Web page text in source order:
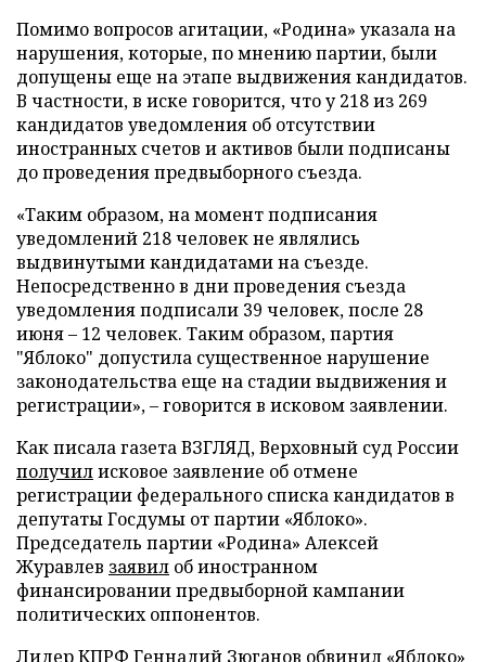
Помимо вопросов агитации, «Родина» указала на
нарушения, которые, по мнению партии, были
допущены еще на этапе выдвижения кандидатов.
В частности, в иске говорится, что у 218 из 269
кандидатов уведомления об отсутствии
иностранных счетов и активов были подписаны
до проведения предвыборного съезда.
«Таким образом, на момент подписания
уведомлений 218 человек не являлись
выдвинутыми кандидатами на съезде.
Непосредственно в дни проведения съезда
уведомления подписали 39 человек, после 28
июня – 12 человек. Таким образом, партия
"Яблоко" допустила существенное нарушение
законодательства еще на стадии выдвижения и
регистрации», – говорится в исковом заявлении.
Как писала газета ВЗГЛЯД, Верховный суд России
получилисковое заявление об отмене
регистрации федерального списка кандидатов в
депутаты Госдумы от партии «Яблоко».
Председатель партии «Родина» Алексей
Журавлев заявил об иностранном
финансировании предвыборной кампании
политических оппонентов.
Лидер КПРФ Геннадий Зюганов обвинил «Яблоко»